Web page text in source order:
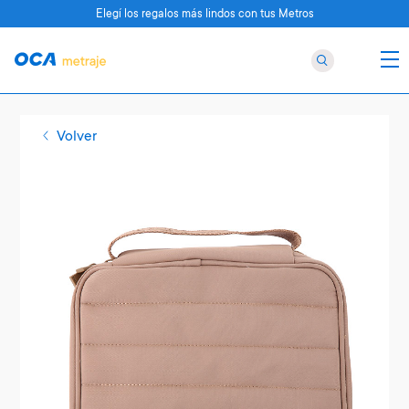
Volver
Elegí los regalos más lindos con tus Metros